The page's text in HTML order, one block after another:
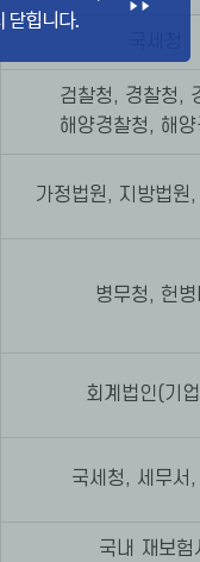
검찰청, 경찰청,
해양경찰청, 해
가정법원, 지방법원
병무청, 헌
회계법인(기
국세청, 세무서
국내 재보험